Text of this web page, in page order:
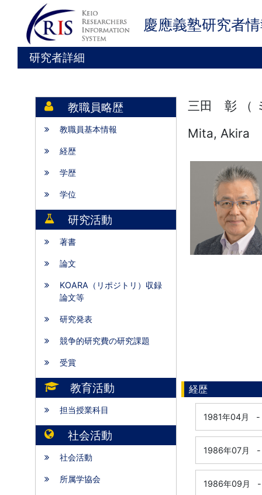
慶應義塾研究者
研究者詳細
教職員略歴
教職員基本情報
経歴
学歴
学位
研究活動
著書
論文
KOARA（リポジトリ）収録
論文等
研究発表
競争的研究費の研究課題
受賞
教育活動
担当授業科目
社会活動
社会活動
所属学協会
三田 彰 （
Mita, Akira
経歴
1981年04月 -
1986年07月 -
1986年09月 -